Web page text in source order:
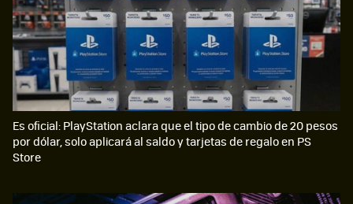
Es oficial: PlayStation aclara que el tipo de cambio de 20 pesos
por dólar, solo aplicará al saldo y tarjetas de regalo en PS
Store